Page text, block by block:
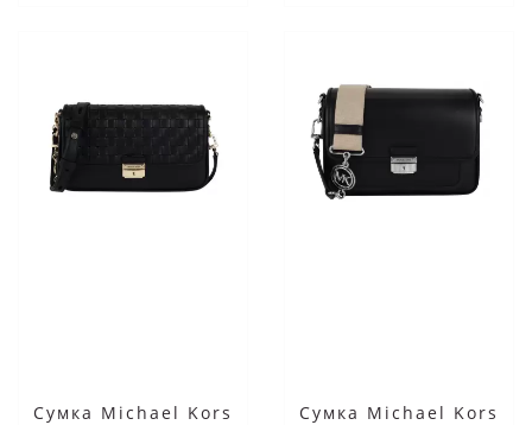
Сумка Michael Kors
Сумка Michael Kors